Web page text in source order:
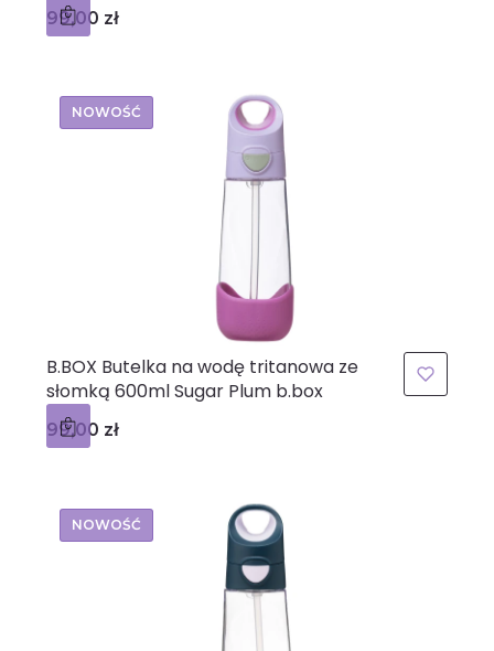
Cena
99,00 zł
NOWOŚĆ
B.BOX Butelka na wodę tritanowa ze
słomką 600ml Sugar Plum b.box
Cena
99,00 zł
NOWOŚĆ